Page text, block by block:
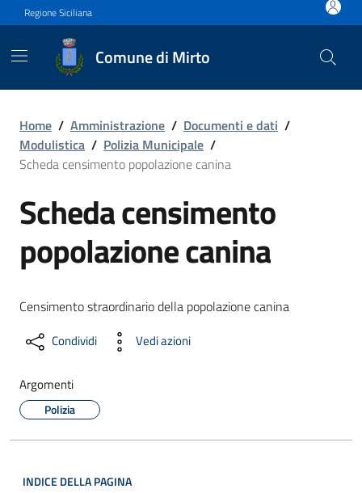
Vai ai contenuti
Vai al footer
Regione Siciliana
Comune di Mirto
Scheda censimento
Home / Amministrazione / Documenti e dati /
Modulistica / Polizia Municipale /
Scheda censimento popolazione canina
Scheda censimento
popolazione canina
Censimento straordinario della popolazione canina
Condividi Vedi azioni
Argomenti
Polizia
INDICE DELLA PAGINA